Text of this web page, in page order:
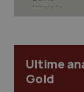
Vaccini
Ultime
GoldI cookie